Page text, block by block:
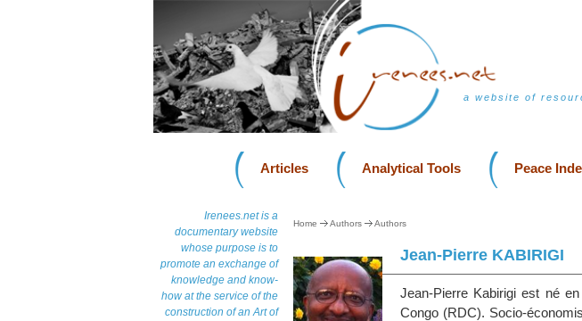
a website of
Articles Analytical Tools Peace
Irenees.net is a
documentary website
whose purpose is to
promote an exchange of
knowledge and know-
how at the service of the
construction of an Art of
Home Authors Authors
Jean-Pierre KABIRIGI
Jean-Pierre Kabirigi est né
Congo (RDC). Socio-